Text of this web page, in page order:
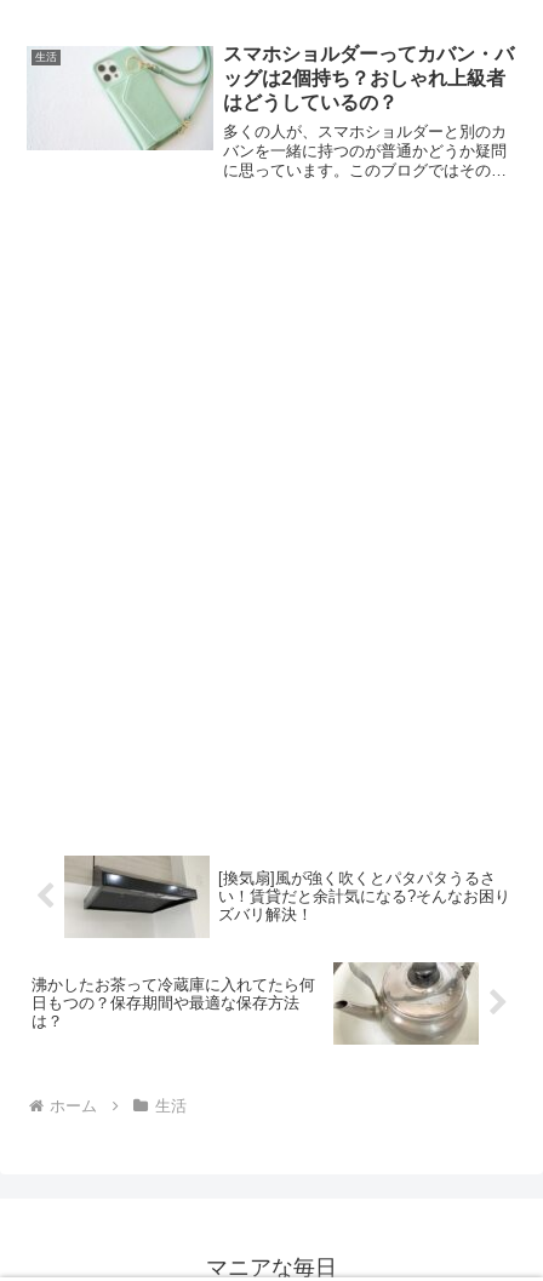
ている方は、是非参考にしてみてくださ
いね。寒い季節の通勤...
生活
スマホショルダーってカバン・バ
ッグは2個持ち？おしゃれ上級者
はどうしているの？
多くの人が、スマホショルダーと別のカ
バンを一緒に持つのが普通かどうか疑問
に思っています。このブログではその疑
[換気扇]風が強く吹くとパタパタうるさ
い！賃貸だと余計気になる?そんなお困り
ズバリ解決！
沸かしたお茶って冷蔵庫に入れてたら何
日もつの？保存期間や最適な保存方法
は？
ホーム 生活
マニアな毎日